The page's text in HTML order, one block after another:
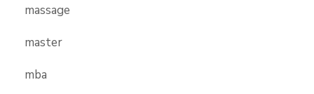
massage
master
mba